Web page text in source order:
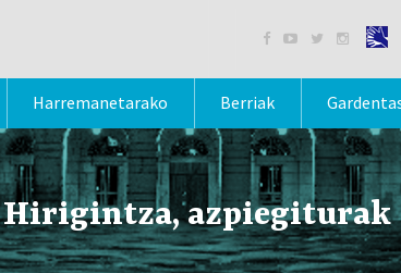
   
Harremanetarako Berriak
Hirigintza, azpiegiturak